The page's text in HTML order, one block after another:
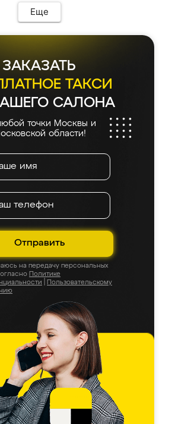
Еще
ЗАКАЗАТЬ
ТАКСИ
САЛОНА
точки Москвы и
области!
Отправить
на передачу персональных
Политике
Пользовательскому